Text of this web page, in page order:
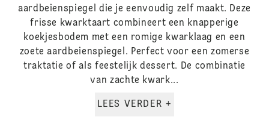
aardbeienspiegel die je eenvoudig zelf maakt. Deze
frisse kwarktaart combineert een knapperige
koekjesbodem met een romige kwarklaag en een
zoete aardbeienspiegel. Perfect voor een zomerse
traktatie of als feestelijk dessert. De combinatie
van zachte kwark...
LEES VERDER +